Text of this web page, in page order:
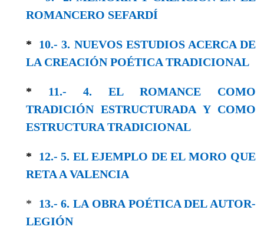
ROMANCERO SEFARDÍ
* 10.- 3. NUEVOS ESTUDIOS ACERCA DE
LA CREACIÓN POÉTICA TRADICIONAL
* 11.- 4. EL ROMANCE COMO
TRADICIÓN ESTRUCTURADA Y CΟΜO
ESTRUCTURA TRADICIONAL
* 12.- 5. EL EJEMPLO DE EL MORO QUE
RETA A VALENCIA
* 13.- 6. LA OBRA POÉTICA DEL AUTOR-
LEGΙÓΝ